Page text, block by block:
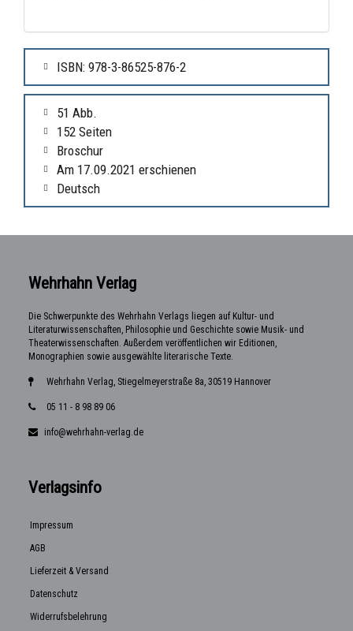
ISBN: 978-3-86525-876-2
51 Abb.
152 Seiten
Broschur
Am 17.09.2021 erschienen
Deutsch
Wehrhahn Verlag
Die Schwerpunkte des Wehrhahn Verlags liegen auf Kultur- und
Literaturwissenschaften, Philosophie und Geschichte sowie Musik- und
Theaterwissenschaften. Außerdem veröffentlichen wir Editionen,
Monographien sowie ausgewählte literarische Texte.
Wehrhahn Verlag, Stiegelmeyerstraße 8a, 30519 Hannover
05 11 - 8 98 89 06
info@wehrhahn-verlag.de
Verlagsinfo
Impressum
AGB
Lieferzeit & Versand
Datenschutz
Widerrufsbelehrung